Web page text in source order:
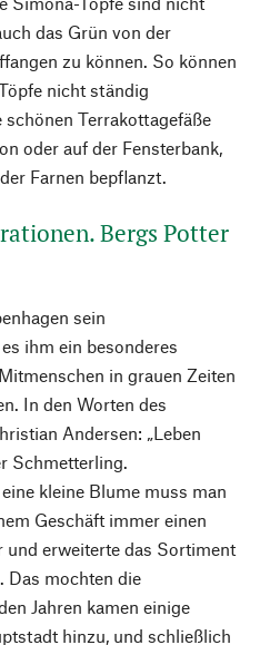
das Grün von der
zu können. So können
nicht ständig
Terrakottagefäße
oder auf der Fensterbank,
Farnen bepflanzt.
Bergs Potter
sein
ihm ein besonderes
in grauen Zeiten
In den Worten des
Andersen: „Leben
Schmetterling.
kleine Blume muss man
Geschäft immer einen
und erweiterte das Sortiment
Das mochten die
Jahren kamen einige
hinzu, und schließlich